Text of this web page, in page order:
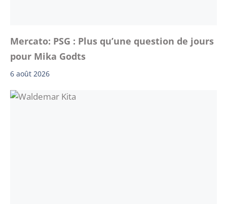
Mercato: PSG : Plus qu’une question de jours
pour Mika Godts
6 août 2026